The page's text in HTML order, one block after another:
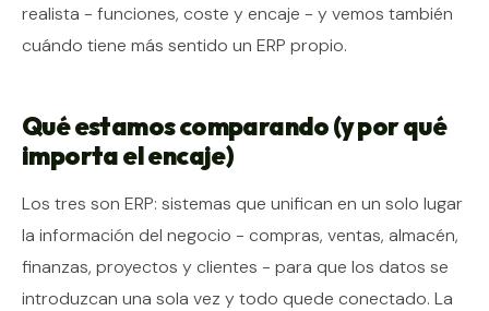
realista - funciones, coste y encaje - y vemos también
cuándo tiene más sentido un ERP propio.
Qué estamos comparando (y por qué
importa el encaje)
Los tres son ERP: sistemas que unifican en un solo lugar
la información del negocio - compras, ventas, almacén,
finanzas, proyectos y clientes - para que los datos se
introduzcan una sola vez y todo quede conectado. La